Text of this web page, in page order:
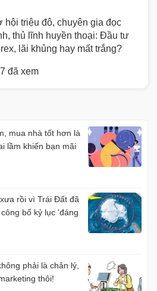
hội triệu đô, chuyên gia đọc
thủ lĩnh huyền thoại: Đầu tư
lãi khủng hay mất trắng?
đã xem
mua nhà tốt hơn là
lầm khiến bạn mãi
rồi vì Trái Đất đã
bố kỷ lục 'đáng
phải là chân lý,
thôi!